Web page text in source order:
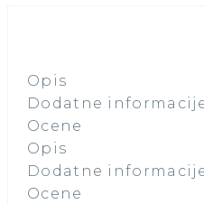
Opis
Dodatne
Ocene
Opis
Dodatne
Ocene